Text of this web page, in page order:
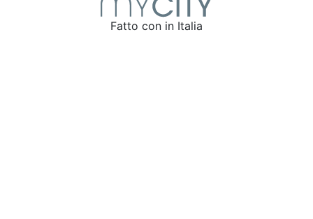
Fatto con in Italia